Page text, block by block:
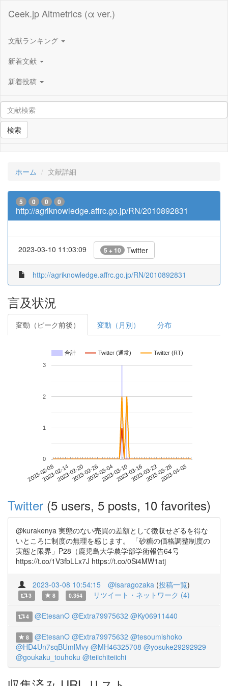
Ceek.jp Altmetrics (α ver.)
文献ランキング
新着文献
新着投稿
検索
ホーム 文献詳細
5 0 0 0
http://agriknowledge.affrc.go.jp/RN/2010892831
2023-03-10 11:03:09 5 + 10 Twitter
http://agriknowledge.affrc.go.jp/RN/2010892831
言及状況
変動（ピーク前後） 変動（月別） 分布
合計 Twitter (通常) Twitter (RT)
2023-02-082023-02-142023-02-202023-02-262023-03-042023-03-102023-03-162023-03-222023-03-282023-04-03
0
1
2
3
Twitter (5 users, 5 posts, 10 favorites)
@kurakenya 実態のない売買の差額として徴収せざるを得な
いところに制度の無理を感じます。 「砂糖の価格調整制度の
実態と限界」P28（鹿児島大学農学部学術報告64号
https://t.co/1V3fbLLx7J https://t.co/0Si4MW1atj
2023-03-08 10:54:15 @isaragozaka (投稿一覧)
3 8 0.354 リツイート・ネットワーク (4)
4 @EtesanO @Extra79975632 @Ky06911440
8 @EtesanO @Extra79975632 @tesoumishoko
@HD4Un7sqBUmlMvy @MH46325708 @yosuke29292929
@goukaku_touhoku @teiichiteiichi